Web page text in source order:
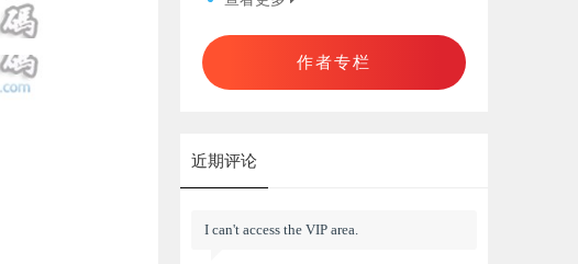
作者专栏
近期评论
I can't access the VIP area.